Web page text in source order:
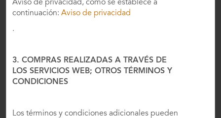
Aviso de privacidad, como se establece a
continuación: Aviso de privacidad
.
3. COMPRAS REALIZADAS A TRAVÉS DE
LOS SERVICIOS WEB; OTROS TÉRMINOS Y
CONDICIONES
Los términos y condiciones adicionales pueden
Wyndham Business
Recursos Corporativos